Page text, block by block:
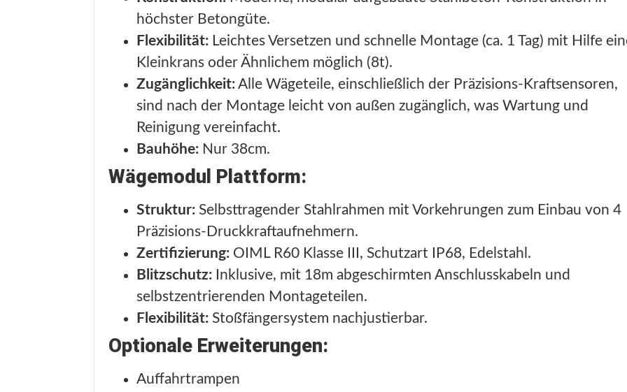
höchster Betongüte.
Flexibilität: Leichtes Versetzen und schnelle Montage (ca. 1 Tag) mit Hilfe
Kleinkrans oder Ähnlichem möglich (8t).
Zugänglichkeit:Alle Wägeteile, einschließlich der Präzisions-Kraftsensoren,
sind nach der Montage leicht von außen zugänglich, was Wartung und
Reinigung vereinfacht.
Bauhöhe: Nur 38cm.
Wägemodul Plattform:
Struktur: Selbsttragender Stahlrahmen mit Vorkehrungen zum Einbau von 4
Präzisions-Druckkraftaufnehmern.
Zertifizierung: OIML R60 Klasse III, Schutzart IP68, Edelstahl.
Blitzschutz: Inklusive, mit 18m abgeschirmten Anschlusskabeln und
selbstzentrierenden Montageteilen.
Flexibilität: Stoßfängersystem nachjustierbar.
Optionale Erweiterungen:
Auffahrtrampen